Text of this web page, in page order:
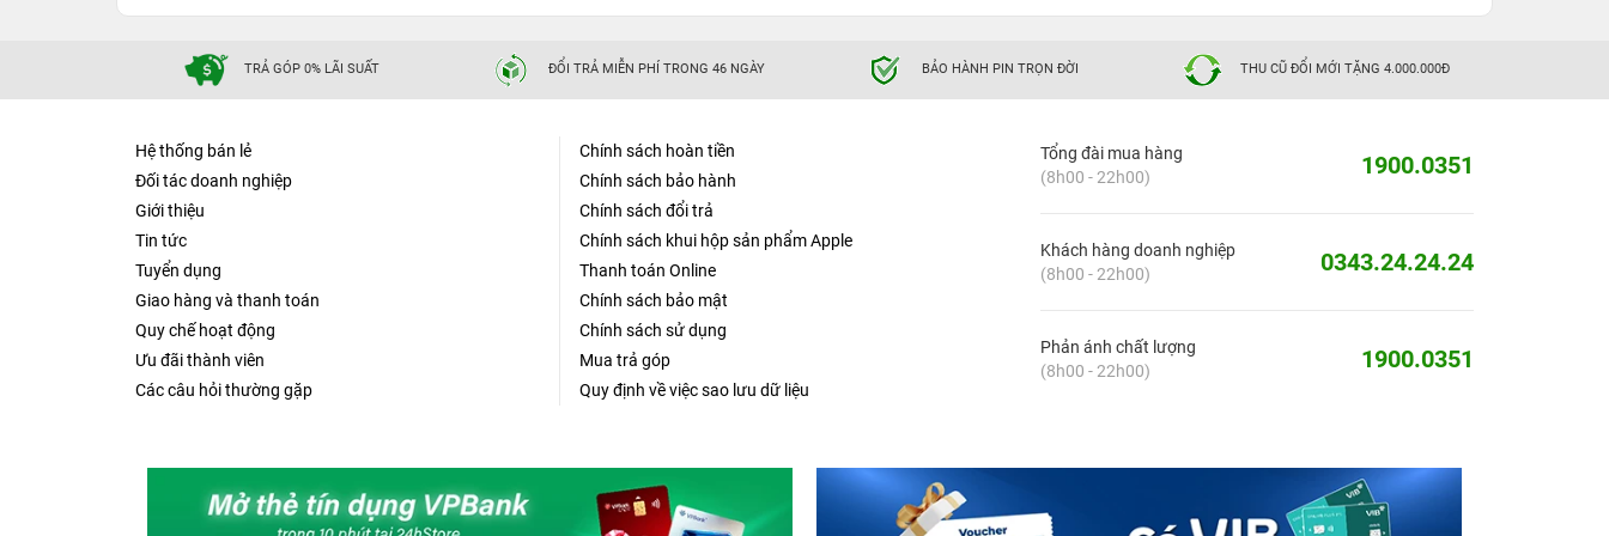
Loa stereo cung cấp trải nghiệm âm thanh tốt hơn và cải thiện hơn so với trên iPhone 7, vì chúng có kích thước to hơn 25% và
TRẢ GÓP 0% LÃI SUẤT ĐỔI TRẢ MIỄN PHÍ TRONG 46 NGÀY BẢO HÀNH PIN TRỌN ĐỜI THU CŨ ĐỔI MỚI TẶNG 4.000.000Đ
Hệ thống bán lẻ
Đối tác doanh nghiệp
Giới thiệu
Tin tức
Tuyển dụng
Giao hàng và thanh toán
Quy chế hoạt động
Ưu đãi thành viên
Các câu hỏi thường gặp
Chính sách hoàn tiền
Chính sách bảo hành
Chính sách đổi trả
Chính sách khui hộp sản phẩm Apple
Thanh toán Online
Chính sách bảo mật
Chính sách sử dụng
Mua trả góp
Quy định về việc sao lưu dữ liệu
Tổng đài mua hàng
(8h00 - 22h00)
1900.0351
Khách hàng doanh nghiệp
(8h00 - 22h00)
0343.24.24.24
Phản ánh chất lượng
(8h00 - 22h00)
1900.0351